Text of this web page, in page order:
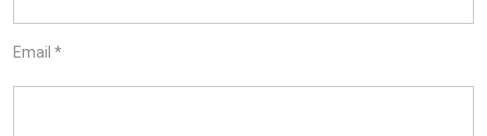
Email *